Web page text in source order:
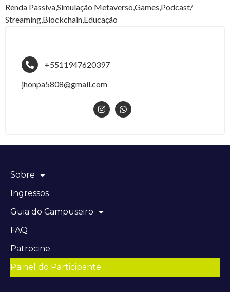
Renda Passiva,Simulação Metaverso,Games,Podcast/
Streaming,Blockchain,Educação
+5511947620397
jhonpa5808@gmail.com
Sobre
Ingressos
Guia do Campuseiro
FAQ
Patrocine
Painel do Participante